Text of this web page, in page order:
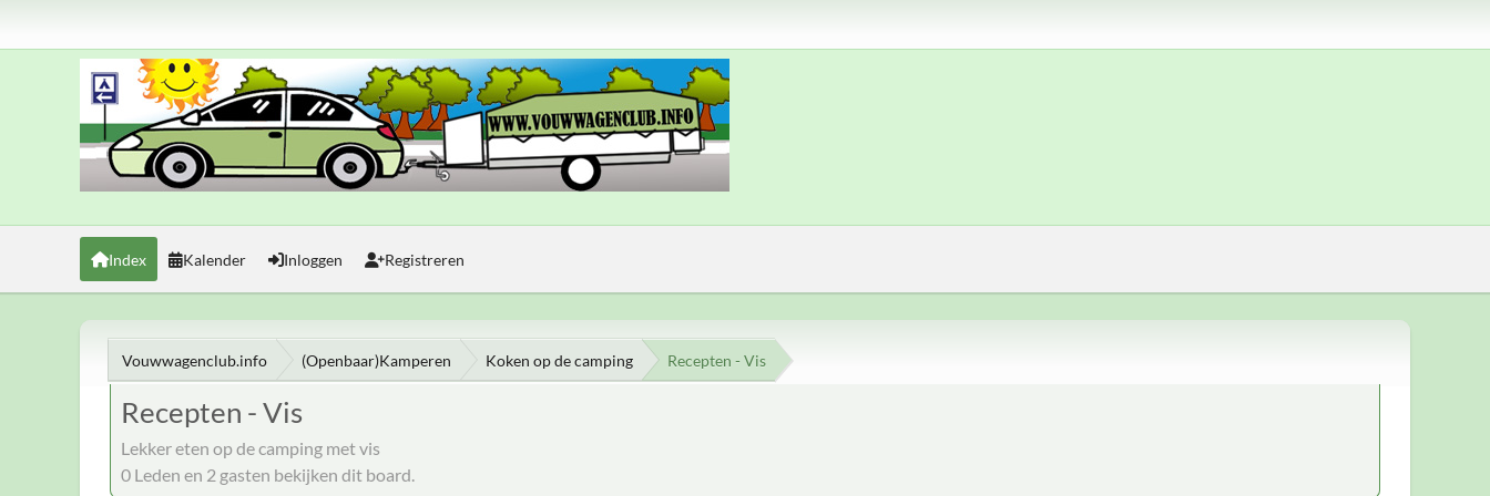
Index Kalender Inloggen Registreren
Vouwwagenclub.info (Openbaar)Kamperen Koken op de camping Recepten - Vis
Recepten - Vis
Lekker eten op de camping met vis
0 Leden en 2 gasten bekijken dit board.